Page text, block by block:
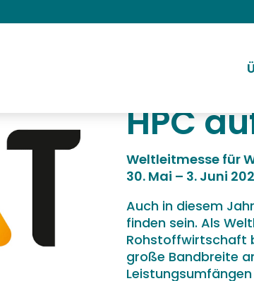
HPC
Weltleitmesse für
30. Mai – 3. Juni
Auch in diesem
finden sein. Als
Rohstoffwirtschaft
große Bandbreite